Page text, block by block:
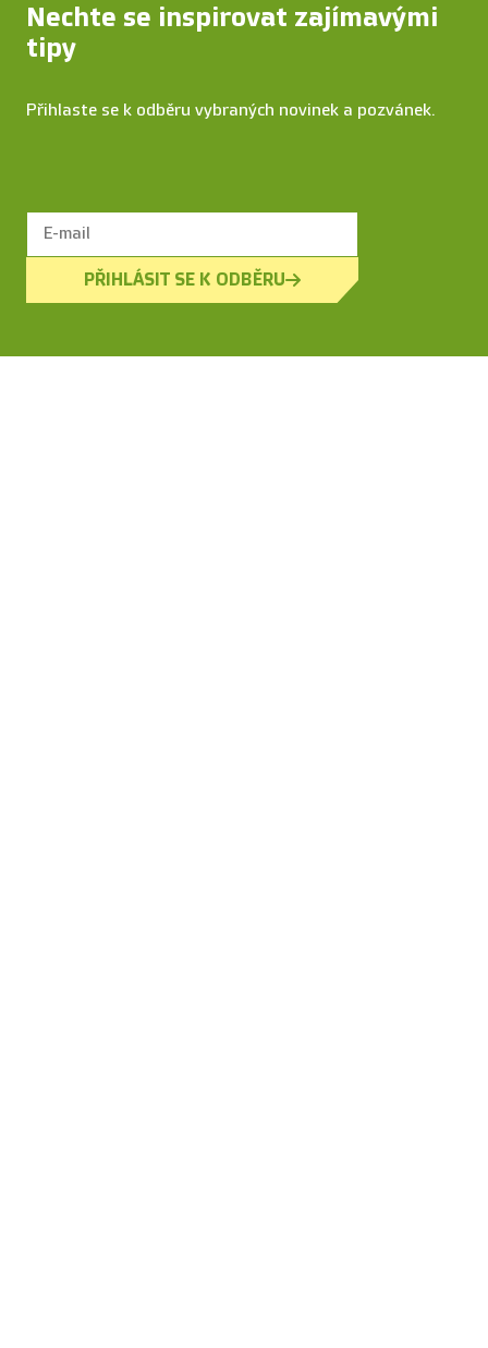
Nechte se inspirovat zajímavými
tipy
Přihlaste se k odběru vybraných novinek a pozvánek.
PŘIHLÁSIT SE K ODBĚRU